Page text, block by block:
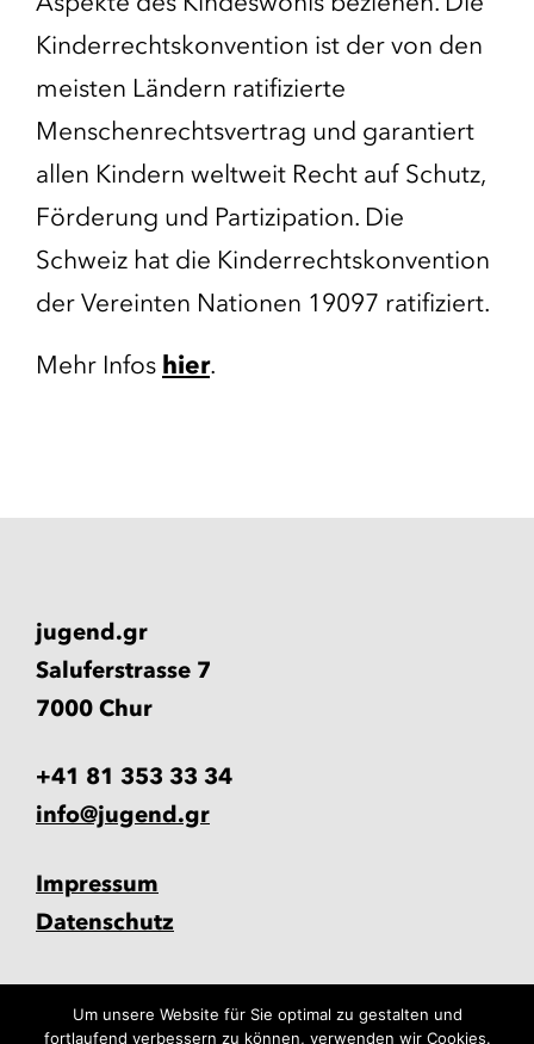
Kinderrechtskonvention ist der von den
meisten Ländern ratifizierte
Menschenrechtsvertrag und garantiert
allen Kindern weltweit Recht auf Schutz,
Förderung und Partizipation. Die
Schweiz hat die Kinderrechtskonvention
der Vereinten Nationen 19097 ratifiziert.
Mehr Infos hier.
jugend.gr
Saluferstrasse 7
7000 Chur
+41 81 353 33 34
info@jugend.gr
Impressum
Datenschutz
Um unsere Website für Sie optimal zu gestalten und
fortlaufend verbessern zu können, verwenden wir Cookies.